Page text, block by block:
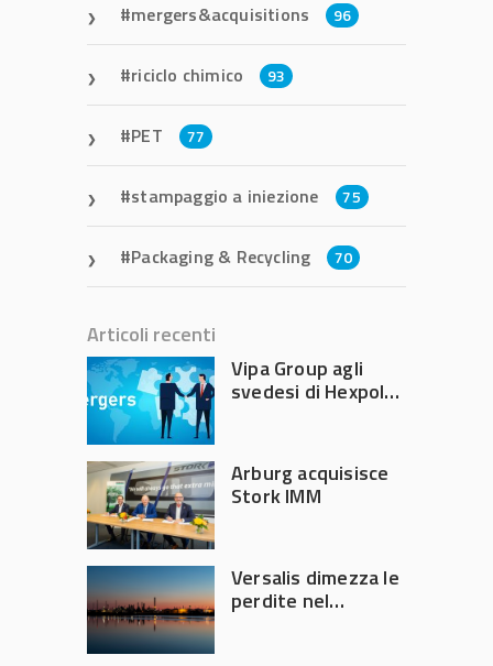
mergers&acquisitions 96
riciclo chimico 93
PET 77
stampaggio a iniezione 75
Packaging & Recycling 70
Articoli recenti
Vipa Group agli
svedesi di Hexpol
Arburg acquisisce
Stork IMM
Versalis dimezza le
perdite nel